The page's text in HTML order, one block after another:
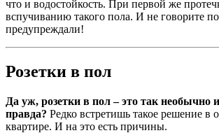
что и водостойкость. При первой же
вспучиванию такого пола. И не говорите
предупреждали!
Розетки в пол
Да уж, розетки в пол – это так необычно
правда? Редко встретишь такое решение в
квартире. И на это есть причины.